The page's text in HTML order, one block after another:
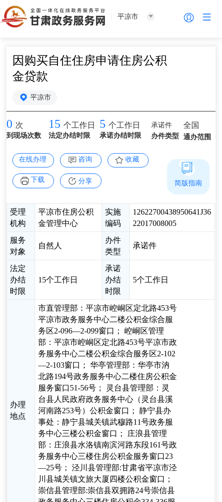
平凉市
因购买自住住房申请住房公积
金贷款
平凉市
0 次
到现场次数
15 个工作日
法定办结时限
5 个工作日
承诺办结时限
承诺件
办件类型
全国
通办范围
在线办理 咨询 收藏
下载 分享
受理
机构
平凉市住房公积
金管理中心
实施
编码
12622700438950641J36
22017008005
服务
对象
自然人
办件
类型
承诺件
法定
办结
时限
15个工作日
承诺
办结
时限
5个工作日
办理
地点
市直管理部：平凉市崆峒区定北路453号
平凉市政务服务中心二楼公积金综合服
务区2-096—2-099窗口； 崆峒区管理
部：平凉市崆峒区定北路453号平凉市政
务服务中心二楼公积金综合服务区2-102
—2-103窗口； 华亭管理部：华亭市汭
北路194号政务服务中心二楼住房公积金
服务窗口51-56号； 灵台县管理部：灵
台县人民政府政务服务中心（灵台县溪
河南路253号）公积金窗口； 静宁县办
事处：静宁县城关镇武穆路11号政务服
务中心三楼公积金窗口； 庄浪县管理
部：庄浪县水洛镇南滨河路东段161号政
务服务中心三楼住房公积金服务窗口23
—25号； 泾川县管理部:甘肃省平凉市泾
川县城关镇文旅大厦四楼公积金窗口；
崇信县管理部:崇信县双拥路24号崇信县
简版指南